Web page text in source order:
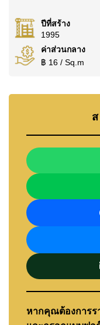
ครอบครัวมีตัวเลือ
มากมายใกล้เคียง
พัฒนศาสตร์ สาธิต
ทั้งโรงพยาบาลเมื
การเข้าถึงบริการ
เงื่อนไขการขาย
อสังหาริมทรัพย์นี้
ชาติ (Foreign
ชำระคนละครึ่งระ
สำหรับผู้ที่กำลังพิ
อธิบายขั้นตอนทั้ง
ในพัทยาใช่ไหม?
ติดต่อ
กว่า 21 ปีในพัทยา
ปีที่สร้าง
1995
ค่าส่วนกลาง
฿ 16 / Sq.m
หากคุณต้องการร